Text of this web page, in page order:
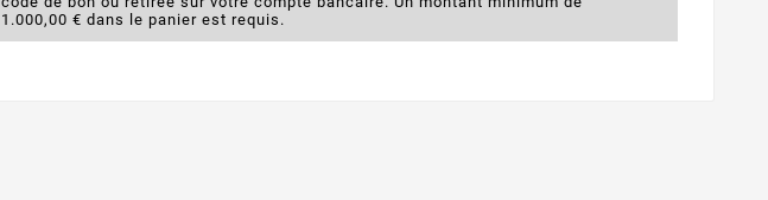
1.000,00 € dans le panier est requis.